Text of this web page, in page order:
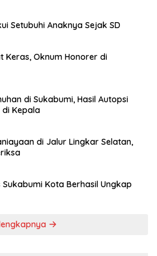
Setubuhi Anaknya Sejak SD
Keras, Oknum Honorer di
di Sukabumi, Hasil Autopsi
di Kepala
di Jalur Lingkar Selatan,
Kota Berhasil Ungkap